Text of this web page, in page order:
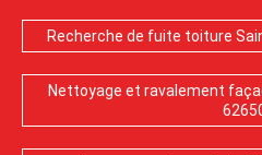
Recherche de fuite toiture
Nettoyage et ravalement